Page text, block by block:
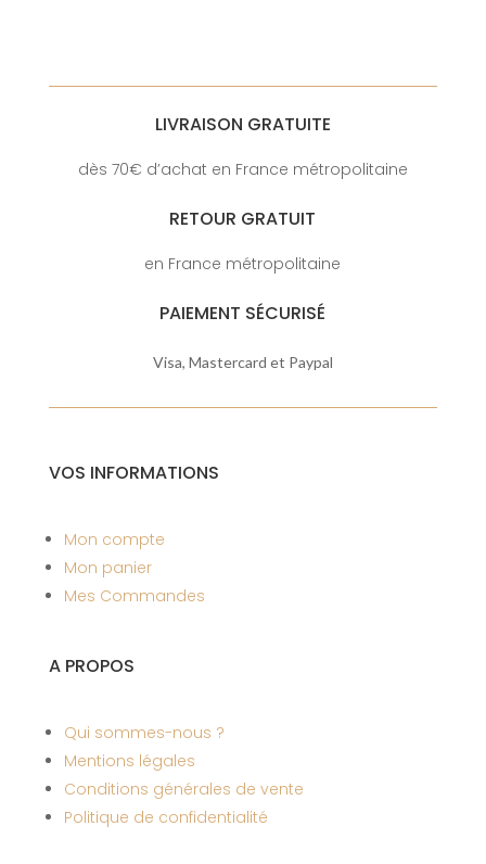
LIVRAISON GRATUITE
dès 70€ d’achat en France métropolitaine
RETOUR GRATUIT
en France métropolitaine
PAIEMENT SÉCURISÉ
Visa, Mastercard et Paypal
VOS INFORMATIONS
Mon compte
Mon panier
Mes Commandes
A PROPOS
Qui sommes-nous ?
Mentions légales
Conditions générales de vente
Politique de confidentialité